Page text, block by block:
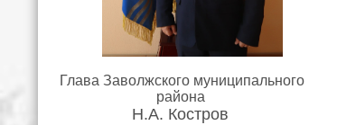
Глава Заволжского муниципального
района
Н.А. Костров